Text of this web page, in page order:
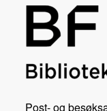
Post- og